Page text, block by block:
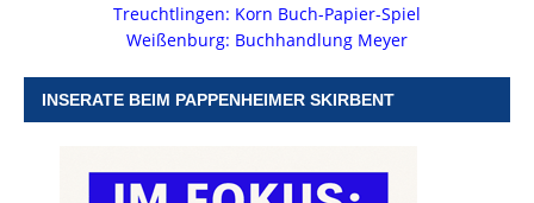
Treuchtlingen: Korn Buch-Papier-Spiel
Weißenburg: Buchhandlung Meyer
INSERATE BEIM PAPPENHEIMER SKIRBENT